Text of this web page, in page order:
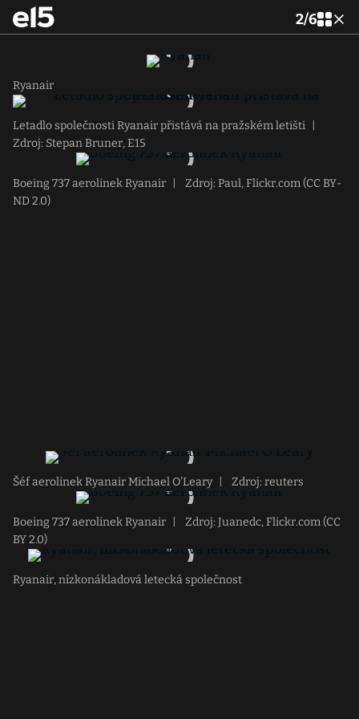
2/6
Ryanair
Letadlo společnosti Ryanair přistává na pražském letišti
Zdroj: Stepan Bruner, E15
Boeing 737 aerolinek Ryanair
Zdroj: Paul, Flickr.com (CC BY-
ND 2.0)
Šéf aerolinek Ryanair Michael O'Leary Zdroj: reuters
Boeing 737 aerolinek Ryanair
Zdroj: Juanedc, Flickr.com (CC
BY 2.0)
Ryanair, nízkonákladová letecká společnost